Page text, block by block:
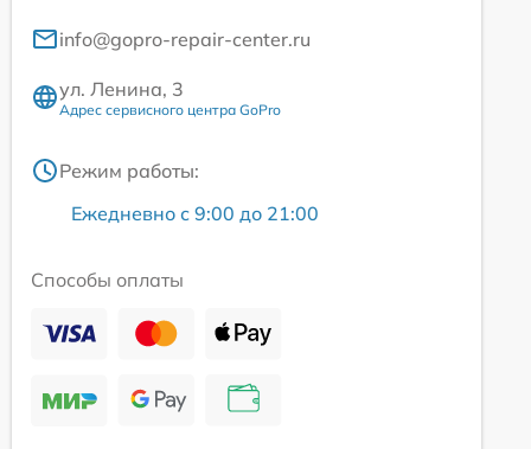
info@gopro-repair-center.ru
ул. Ленина, 3
Адрес сервисного центра GoPro
Режим работы:
Ежедневно с 9:00 до 21:00
Способы оплаты